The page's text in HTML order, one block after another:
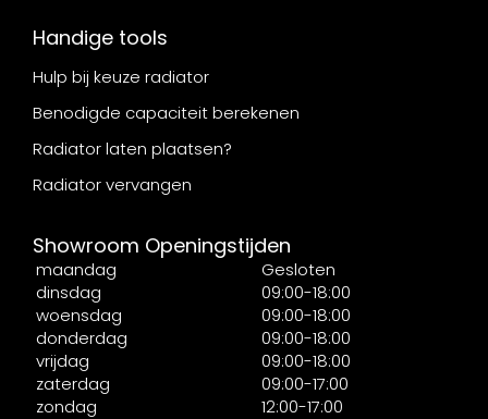
Handige tools
Hulp bij keuze radiator
Benodigde capaciteit berekenen
Radiator laten plaatsen?
Radiator vervangen
Showroom Openingstijden
maandag
Gesloten
dinsdag
09:00-18:00
woensdag
09:00-18:00
donderdag
09:00-18:00
vrijdag
09:00-18:00
zaterdag
09:00-17:00
zondag
12:00-17:00